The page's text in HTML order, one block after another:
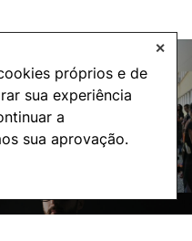
próprios e de
sua experiência
a
sua aprovação.
✕
Alumni